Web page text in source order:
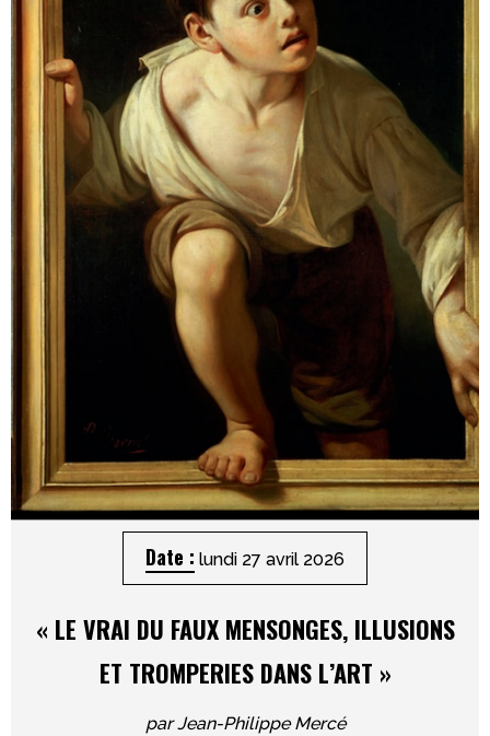
Date : lundi 27 avril 2026
« LE VRAI DU FAUX MENSONGES, ILLUSIONS
ET TROMPERIES DANS L’ART »
parJean-Philippe Mercé